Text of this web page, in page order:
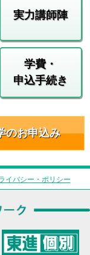
実力講師陣
学費・
申込手続き
のお申込み
イバシー・ポリシー